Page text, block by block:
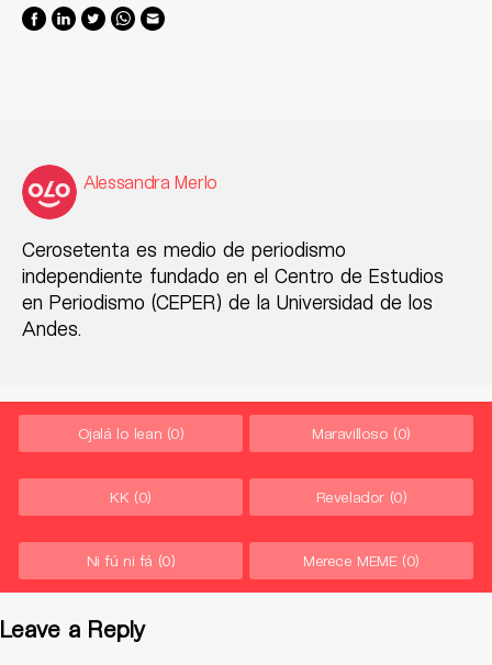
Alessandra Merlo
Cerosetenta es medio de periodismo
independiente fundado en el Centro de Estudios
en Periodismo (CEPER) de la Universidad de los
Andes.
Ojalá lo lean (0) Maravilloso (0)
KK (0) Revelador (0)
Ni fú ni fá (0) Merece MEME (0)
Leave a Reply